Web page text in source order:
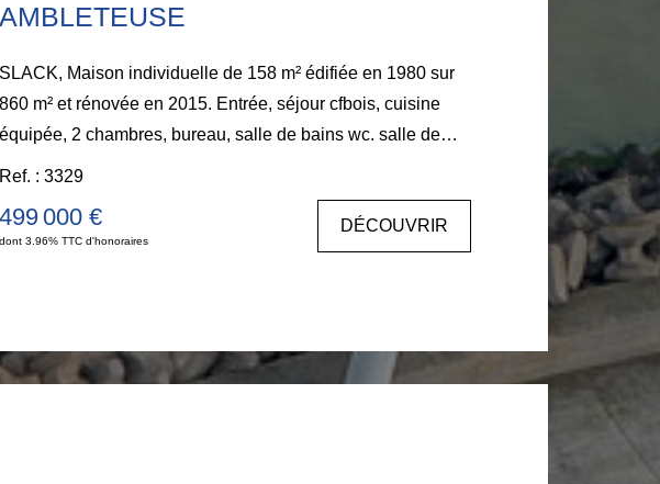
AMBLETEUSE
SLACK, Maison individuelle de 158 m² édifiée en 1980 sur
860 m² et rénovée en 2015. Entrée, séjour cfbois, cuisine
équipée, 2 chambres, bureau, salle de bains wc. salle de
jeux. A l'étage : palier bureau, 4 chambres, 1 salle d'eau et
pour accès plage et 9 mn en vélo.
Ref. : 3329
499 000 €
dont 3.96% TTC d'honoraires
DÉCOUVRIR